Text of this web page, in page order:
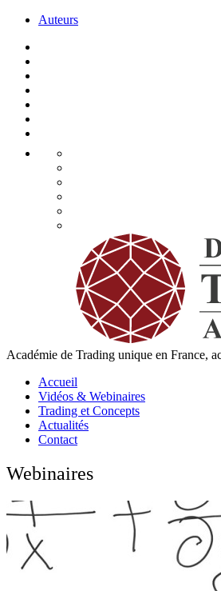
Auteurs
Académie de Trading unique en France,
Accueil
Vidéos & Webinaires
Trading et Concepts
Actualités
Contact
Webinaires